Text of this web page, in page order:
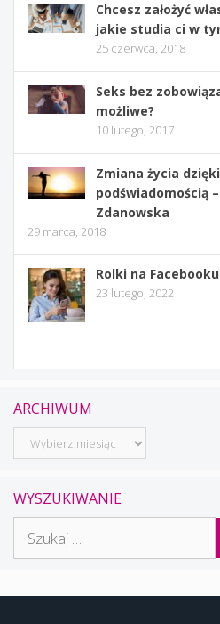
Chcesz założyć
jakie studia ci w
25 czerwca, 2018
Seks bez
możliwe?
10 lutego, 2017
Zmiana życia
podświadomością
Zdanowska
29 marca, 2018
Rolki na
23 lutego, 2022
ARCHIWUM
Archiwum
WYSZUKIWANIE